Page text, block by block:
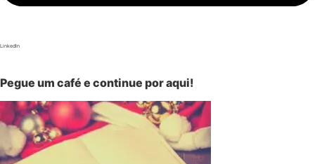
LinkedIn
Pegue um café e continue por aqui!